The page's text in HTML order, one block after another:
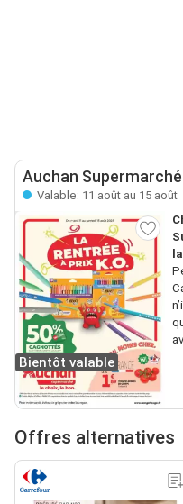
Auchan Supermarché
Valable: 11 août au 15 août
Bientôt valable
Offres alternatives